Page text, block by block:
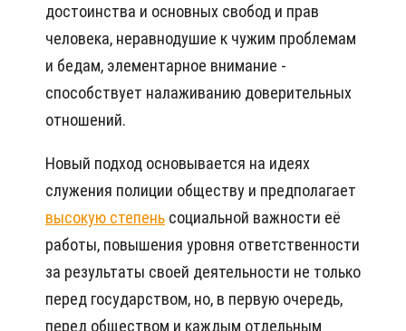
достоинства и основных свобод и прав
человека, неравнодушие к чужим проблемам
и бедам, элементарное внимание -
способствует налаживанию доверительных
отношений.
Новый подход основывается на идеях
служения полиции обществу и предполагает
высокую степень социальной важности её
работы, повышения уровня ответственности
за результаты своей деятельности не только
перед государством, но, в первую очередь,
перед обществом и каждым отдельным